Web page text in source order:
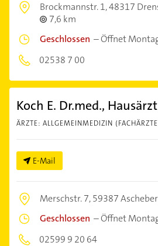
Brockmannstr. 1,48317
7,6 km
Geschlossen –Öffnet
02538 7 00
Koch E. Dr.med.,
ÄRZTE: ALLGEMEINMEDIZIN
E-Mail
Merschstr. 7,59387
Geschlossen –Öffnet
02599 9 20 64